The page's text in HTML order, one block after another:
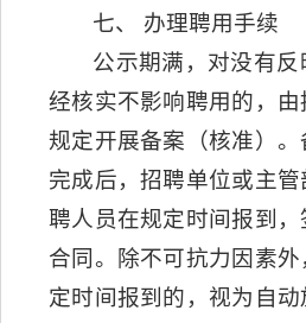
七、 办理聘用手续
公示期满，对没有
经核实不影响聘用的，
规定开展备案（核准）
完成后，招聘单位或主
聘人员在规定时间报到
合同。除不可抗力因素
定时间报到的，视为自